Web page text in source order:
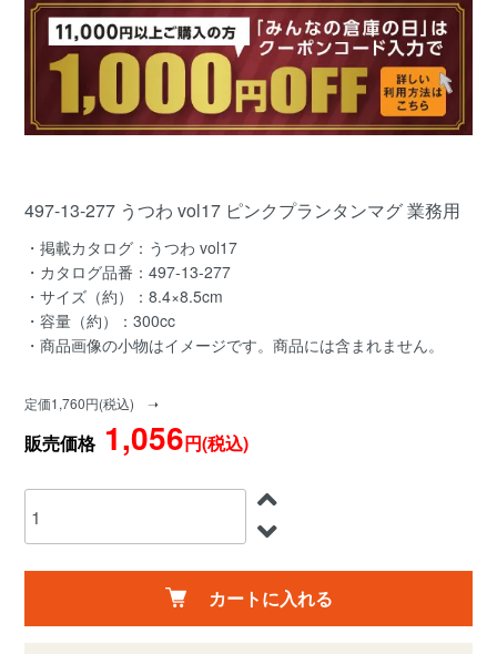
497-13-277 うつわ vol17 ピンクプランタンマグ 業務用
・掲載カタログ：うつわ vol17
・カタログ品番：497-13-277
・サイズ（約）：8.4×8.5cm
・容量（約）：300cc
・商品画像の小物はイメージです。商品には含まれません。
定価1,760円(税込) ➝
販売価格1,056円(税込)
カートに入れる